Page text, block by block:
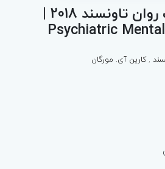
پرستاری بهداشت روان تاونسند 2018 |
Psychiatric
,کارین آی. مورگان